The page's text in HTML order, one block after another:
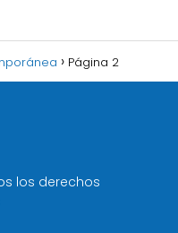
Página 2
los derechos